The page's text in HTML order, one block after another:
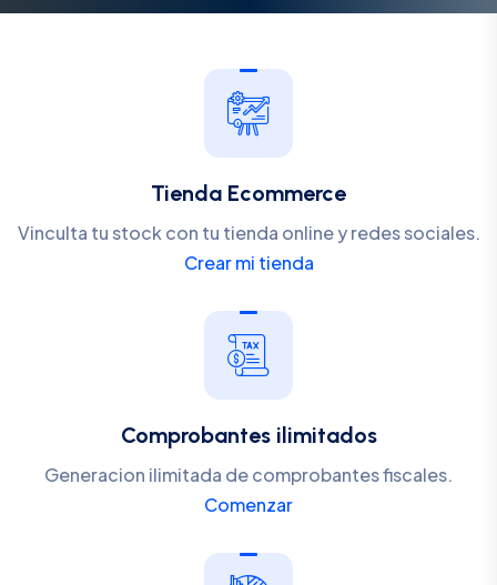
Tienda Ecommerce
Vinculta tu stock con tu tienda online y redes sociales.
Crear mi tienda
Comprobantes ilimitados
Generacion ilimitada de comprobantes fiscales.
Comenzar